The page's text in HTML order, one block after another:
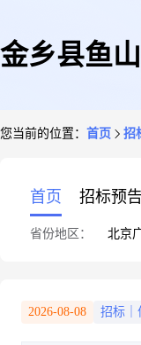
金乡县鱼
您当前的位置： 首页 招
首页 招标预告
省份地区： 北京
2026-08-08 招标｜